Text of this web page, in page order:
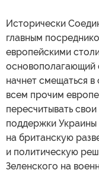
Исторически
главным
европейскими
основополагающий
начнет смещаться
всем прочим
пересчитывать
поддержки Украины
на британскую
и политическую
Зеленского на